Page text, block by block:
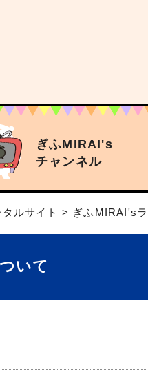
ぎふMIRAI's
チャンネル
ルサイト > ぎふMIRAI'sラ
いて